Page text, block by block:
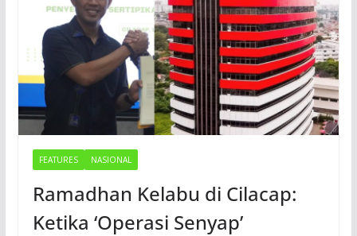
FEATURES NASIONAL
Ramadhan Kelabu di Cilacap:
Ketika ‘Operasi Senyap’